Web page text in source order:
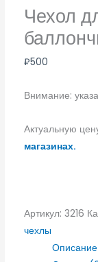
Чехол
₽500
Внимание:
Актуальную
магазинах.
Артикул: 3216
чехлы
Описание